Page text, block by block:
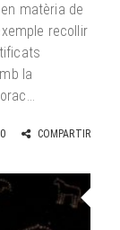
matèria de
recollir
la
0 COMPARTIR